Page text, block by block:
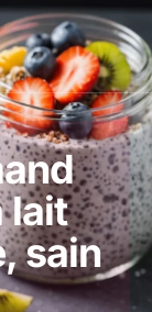
lait
sain